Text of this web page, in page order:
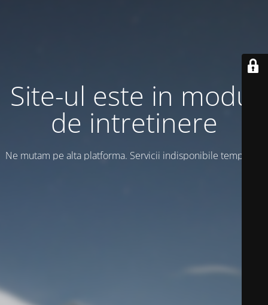
Site-ul este in modul
de intretinere
Ne mutam pe alta platforma. Servicii indisponibile temporar!